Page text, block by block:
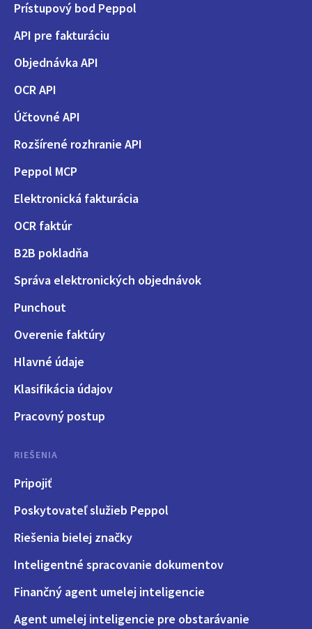
Prístupový bod Peppol
API pre fakturáciu
Objednávka API
OCR API
Účtovné API
Rozšírené rozhranie API
Peppol MCP
Elektronická fakturácia
OCR faktúr
B2B pokladňa
Správa elektronických objednávok
Punchout
Overenie faktúry
Hlavné údaje
Klasifikácia údajov
Pracovný postup
RIEŠENIA
Pripojiť
Poskytovateľ služieb Peppol
Riešenia bielej značky
Inteligentné spracovanie dokumentov
Finančný agent umelej inteligencie
Agent umelej inteligencie pre obstarávanie